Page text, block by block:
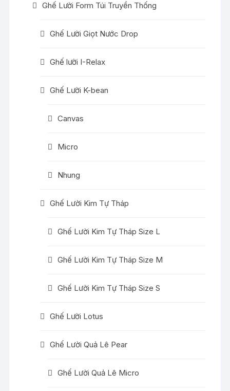
Ghế Lười Form Túi Truyền Thống
Ghế Lười Giọt Nước Drop
Ghế lười I-Relax
Ghế Lười K-bean
Canvas
Micro
Nhung
Ghế Lười Kim Tự Tháp
Ghế Lười Kim Tự Tháp Size L
Ghế Lười Kim Tự Tháp Size M
Ghế Lười Kim Tự Tháp Size S
Ghế Lười Lotus
Ghế Lười Quả Lê Pear
Ghế Lười Quả Lê Micro